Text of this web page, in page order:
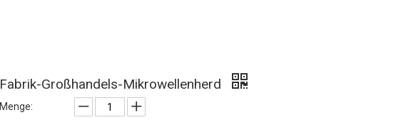
Fabrik-Großhandels-Mikrowellenherd
Menge: